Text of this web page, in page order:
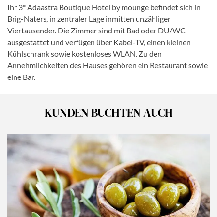
Ihr 3* Adaastra Boutique Hotel by mounge befindet sich in
Brig-Naters, in zentraler Lage inmitten unzähliger
Viertausender. Die Zimmer sind mit Bad oder DU/WC
ausgestattet und verfügen über Kabel-TV, einen kleinen
Kühlschrank sowie kostenloses WLAN. Zu den
Annehmlichkeiten des Hauses gehören ein Restaurant sowie
eine Bar.
KUNDEN BUCHTEN AUCH